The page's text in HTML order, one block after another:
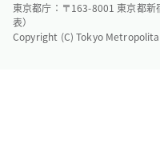
東京都庁：〒163-8001 東京都
表）
Copyright (C) Tokyo